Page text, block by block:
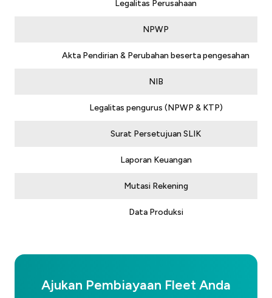
Legalitas Perusahaan
NPWP
Akta Pendirian & Perubahan beserta pengesahan
NIB
Legalitas pengurus (NPWP & KTP)
Surat Persetujuan SLIK
Laporan Keuangan
Mutasi Rekening
Data Produksi
Ajukan Pembiayaan Fleet Anda